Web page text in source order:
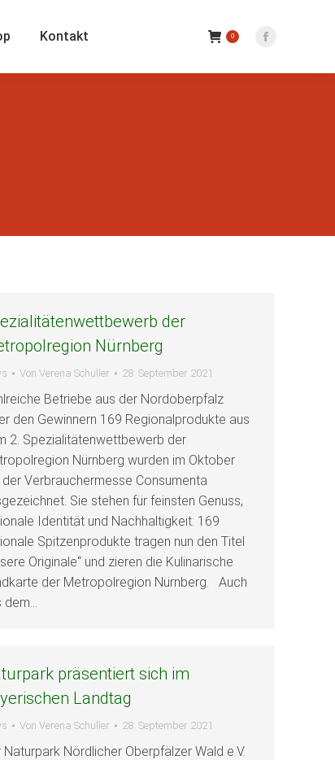
Kontakt 0
Facebook
der
Nürnberg
Von Verena Schuller 28. September 2021
Betriebe aus der Nordoberpfalz
den Gewinnern 169 Regionalprodukte aus
2. Spezialitätenwettbewerb der
Nürnberg wurden im Oktober
der Verbrauchermesse Consumenta
Sie stehen für feinsten Genuss,
Identität und Nachhaltigkeit: 169
Spitzenprodukte tragen nun den Titel
Originale“ und zieren die Kulinarische
der Metropolregion Nürnberg. Auch
dem…
präsentiert sich im
Landtag
Von Verena Schuller 28. September 2021
Naturpark Nördlicher Oberpfälzer Wald e.V.